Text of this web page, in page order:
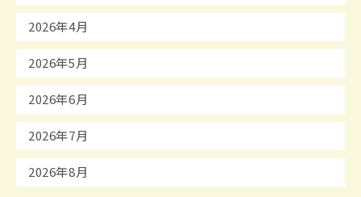
2026年4月
2026年5月
2026年6月
2026年7月
2026年8月